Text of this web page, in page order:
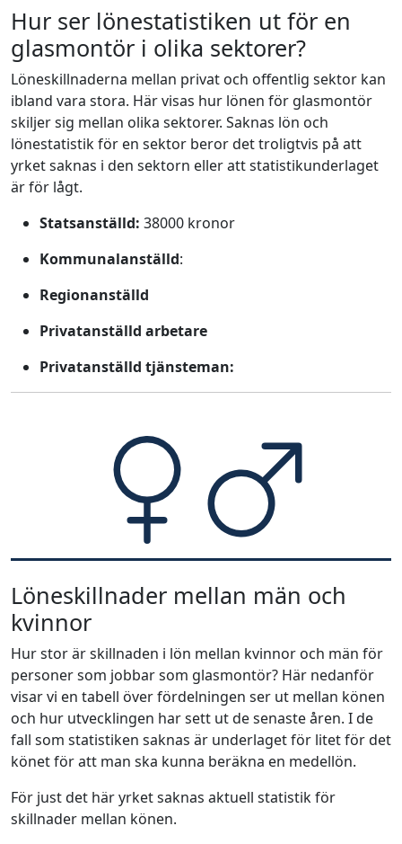
Hur ser lönestatistiken ut för en
glasmontör i olika sektorer?
Löneskillnaderna mellan privat och offentlig sektor kan
ibland vara stora. Här visas hur lönen för glasmontör
skiljer sig mellan olika sektorer. Saknas lön och
lönestatistik för en sektor beror det troligtvis på att
yrket saknas i den sektorn eller att statistikunderlaget
är för lågt.
Statsanställd: 38000 kronor
Kommunalanställd:
Regionanställd
Privatanställd arbetare
Privatanställd tjänsteman:
Löneskillnader mellan män och
kvinnor
Hur stor är skillnaden i lön mellan kvinnor och män för
personer som jobbar som glasmontör? Här nedanför
visar vi en tabell över fördelningen ser ut mellan könen
och hur utvecklingen har sett ut de senaste åren. I de
fall som statistiken saknas är underlaget för litet för det
könet för att man ska kunna beräkna en medellön.
För just det här yrket saknas aktuell statistik för
skillnader mellan könen.